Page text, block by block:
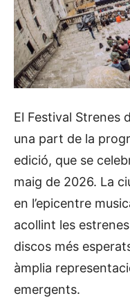
El Festival Strenes
una part de la
edició, que se
maig de 2026. La
en l’epicentre
acollint les
discos més
àmplia
emergents.